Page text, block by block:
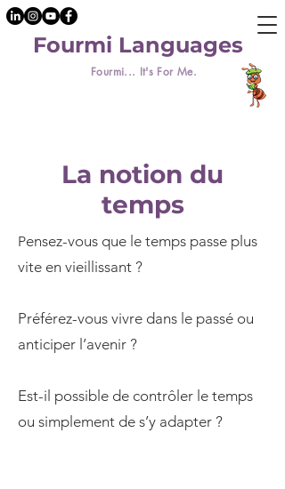
Fourmi... It's For Me.
Fourmi Languages
La notion du
temps
Pensez-vous que le temps passe plus
vite en vieillissant ?
Préférez-vous vivre dans le passé ou
anticiper l’avenir ?
Est-il possible de contrôler le temps
ou simplement de s’y adapter ?